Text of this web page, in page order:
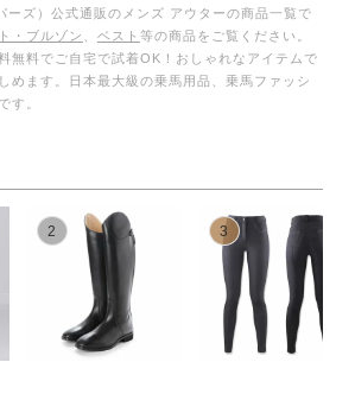
ーズ）公式通販のメンズ アウターの商品一覧で
・ブルゾン 、 ベスト 等の商品をご覧ください。
無料でご自宅で試着OK！おしゃれなアイテムで
めます。日本最大級の乗馬用品、乗馬ファッシ
す。
2 3